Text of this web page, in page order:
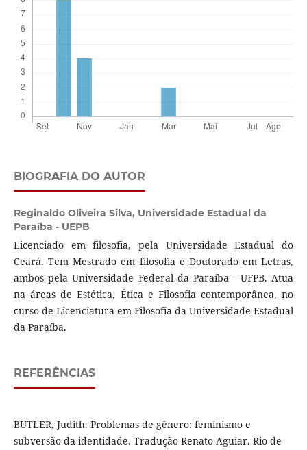
BIOGRAFIA DO AUTOR
Reginaldo Oliveira Silva, Universidade Estadual da
Paraíba - UEPB
Licenciado em filosofia, pela Universidade Estadual do
Ceará. Tem Mestrado em filosofia e Doutorado em Letras,
ambos pela Universidade Federal da Paraíba - UFPB. Atua
na áreas de Estética, Ética e Filosofia contemporânea, no
curso de Licenciatura em Filosofia da Universidade Estadual
da Paraíba.
REFERÊNCIAS
BUTLER, Judith. Problemas de gênero: feminismo e
subversão da identidade. Tradução Renato Aguiar. Rio de